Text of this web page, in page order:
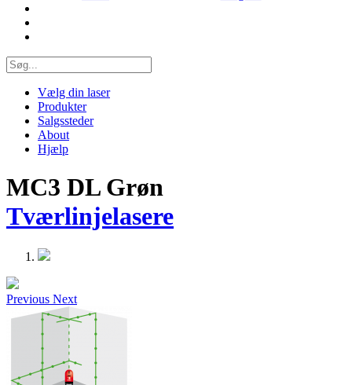
Vælg din laser
Produkter
Salgssteder
About
Hjælp
MC3 DL Grøn
Tværlinjelasere
Previous Next